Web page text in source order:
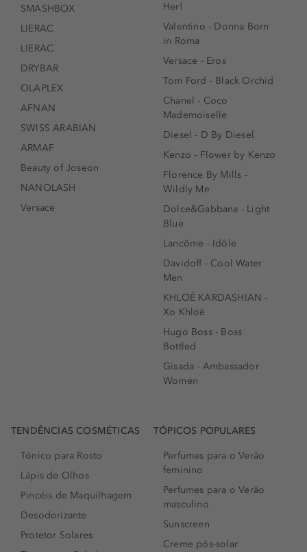
SMASHBOX
LIERAC
LIERAC
DRYBAR
OLAPLEX
AFNAN
SWISS ARABIAN
ARMAF
Beauty of Joseon
NANOLASH
Versace
Her!
Valentino - Donna Born
in Roma
Versace - Eros
Tom Ford - Black Orchid
Chanel - Coco
Mademoiselle
Diesel - D By Diesel
Kenzo - Flower by Kenzo
Florence By Mills -
Wildly Me
Dolce&Gabbana - Light
Blue
Lancôme - Idôle
Davidoff - Cool Water
Men
KHLOÉ KARDASHIAN -
Xo Khloè
Hugo Boss - Boss
Bottled
Gisada - Ambassador
Women
TENDÊNCIAS COSMÉTICAS
Tónico para Rosto
Lápis de Olhos
Pincéis de Maquilhagem
Desodorizante
Protetor Solares
TÓPICOS POPULARES
Perfumes para o Verão
feminino
Perfumes para o Verão
masculino
Sunscreen
Creme pós-solar